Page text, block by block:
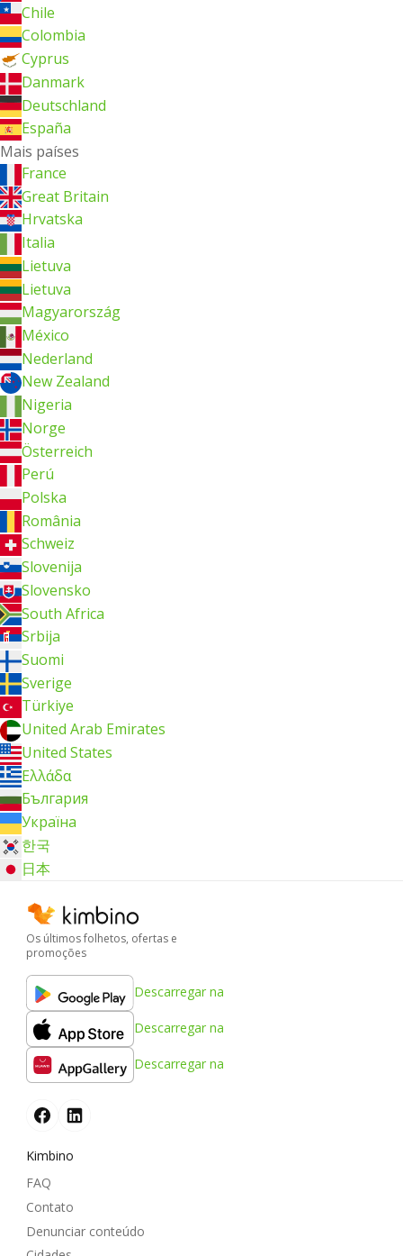
Chile
Colombia
Cyprus
Danmark
Deutschland
España
Mais países
France
Great Britain
Hrvatska
Italia
Lietuva
Lietuva
Magyarország
México
Nederland
New Zealand
Nigeria
Norge
Österreich
Perú
Polska
România
Schweiz
Slovenija
Slovensko
South Africa
Srbija
Suomi
Sverige
Türkiye
United Arab Emirates
United States
Ελλάδα
България
Україна
한국
日本
Os últimos folhetos, ofertas e
promoções
Descarregar na
Descarregar na
Descarregar na
Kimbino
FAQ
Contato
Denunciar conteúdo